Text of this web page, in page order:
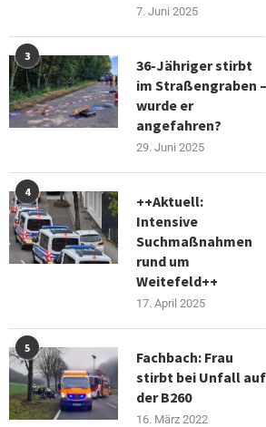
7. Juni 2025
3
36-Jähriger stirbt
im Straßengraben –
wurde er
angefahren?
29. Juni 2025
4
++Aktuell:
Intensive
Suchmaßnahmen
rund um
Weitefeld++
17. April 2025
5
Fachbach: Frau
stirbt bei Unfall auf
der B260
16. März 2022